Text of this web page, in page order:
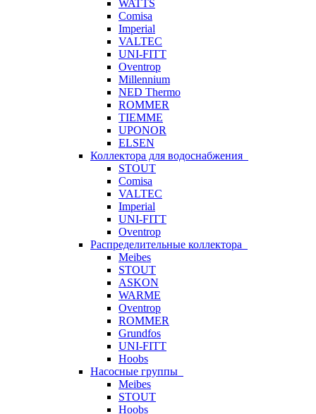
WATTS
Comisa
Imperial
VALTEC
UNI-FITT
Oventrop
Millennium
NED Thermo
ROMMER
TIEMME
UPONOR
ELSEN
Коллектора для водоснабжения
STOUT
Comisa
VALTEC
Imperial
UNI-FITT
Oventrop
Распределительные коллектора
Meibes
STOUT
ASKON
WARME
Oventrop
ROMMER
Grundfos
UNI-FITT
Hoobs
Насосные группы
Meibes
STOUT
Hoobs